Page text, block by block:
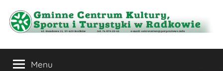
treści
Gminne
Menu